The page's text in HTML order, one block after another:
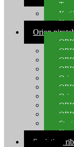
Orion
Savjeti za